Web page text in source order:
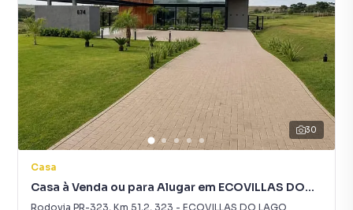
30
Casa
Casa à Venda ou para Alugar em ECOVILLAS DO
LAGO
Rodovia PR-323, Km 51,2, 323 - ECOVILLAS DO LAGO